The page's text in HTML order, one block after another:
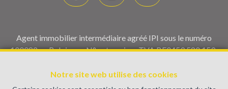
Notre site web utilise des cookies
Agent immobilier intermédiaire agréé IPI sous le numéro
100082 en Belgique - N° entreprise : TVA BE0459.580.159-
immobiliers, rue du Luxembourg 16B, 1000 Bruxelles (+32 2
505 38 50 - info@ipi.be) - Soumis aucode déontologique de l’